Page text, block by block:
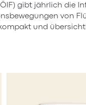
gibt jährlich die
von
und